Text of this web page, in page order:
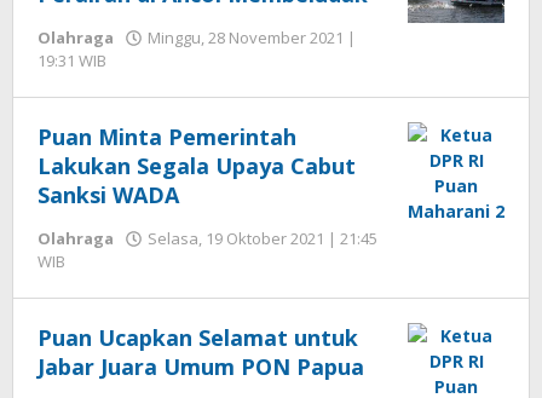
Olahraga
Minggu, 28 November 2021 |
19:31 WIB
Seprihadi
Puan Minta Pemerintah
Lakukan Segala Upaya Cabut
Sanksi WADA
Olahraga
Selasa, 19 Oktober 2021 | 21:45
WIB
Seprihadi
Puan Ucapkan Selamat untuk
Jabar Juara Umum PON Papua